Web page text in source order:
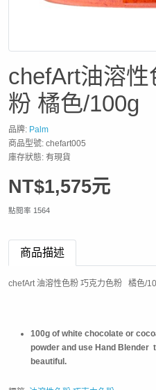
chefArt油溶
粉 橘色/100g
品牌: Palm
商品型號: chefart005
庫存狀態: 有現貨
NT$1,575元
點閱率 1564
商品描述
chefArt 油溶性色粉 巧克力色粉 橘色/
100g of white chocolate or
powder and use Hand Blender
beautiful.